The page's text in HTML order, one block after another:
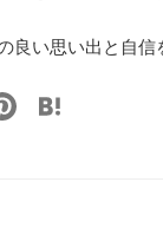
良い思い出と自信
Pi